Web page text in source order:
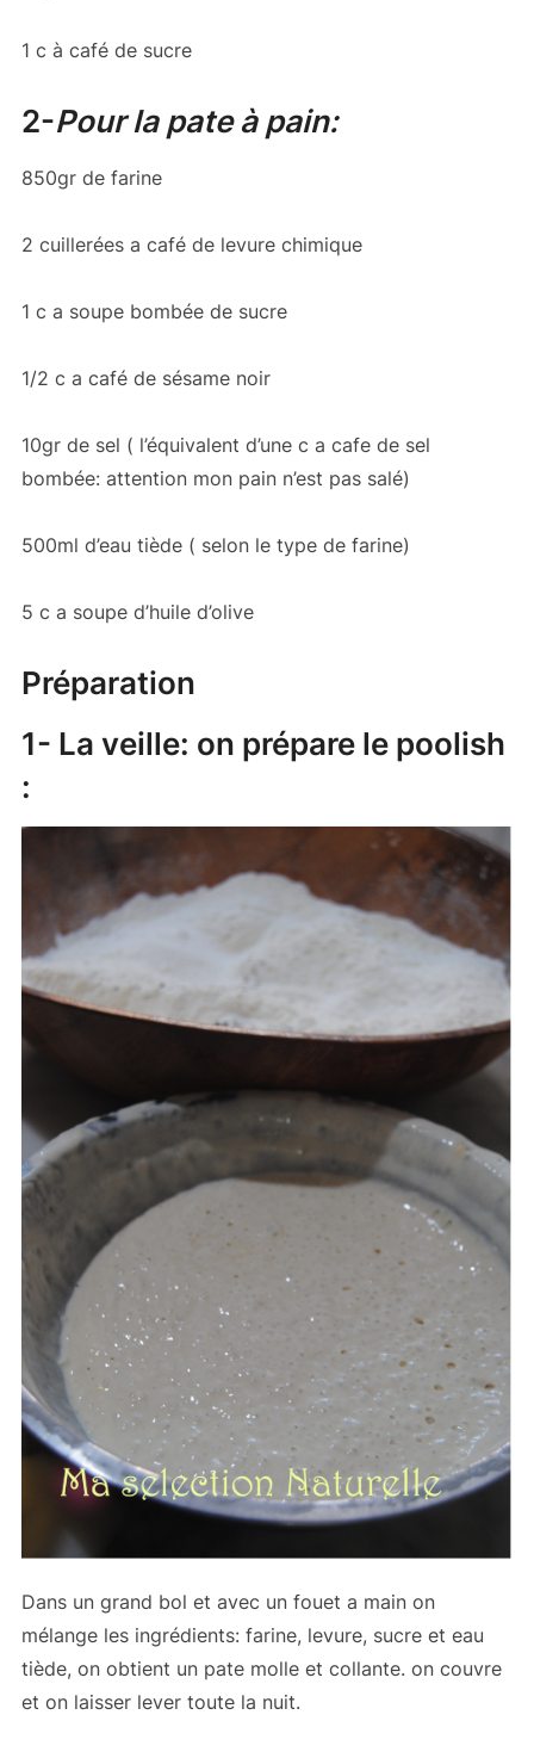
1 c à café de sucre
2-Pour la pate à pain:
850gr de farine
2 cuillerées a café de levure chimique
1 c a soupe bombée de sucre
1/2 c a café de sésame noir
10gr de sel ( l’équivalent d’une c a cafe de sel
bombée: attention mon pain n’est pas salé)
500ml d’eau tiède ( selon le type de farine)
5 c a soupe d’huile d’olive
Préparation
1- La veille: on prépare le poolish
:
Dans un grand bol et avec un fouet a main on
mélange les ingrédients: farine, levure, sucre et eau
tiède, on obtient un pate molle et collante. on couvre
et on laisser lever toute la nuit.